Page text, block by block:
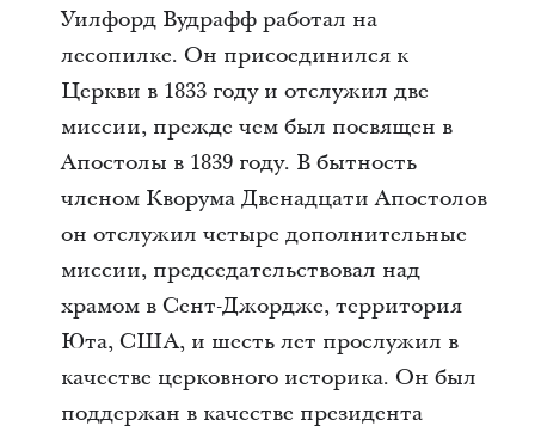
Уилфорд Вудрафф работал на
лесопилке. Он присоединился к
Церкви в 1833 году и отслужил две
миссии, прежде чем был посвящен в
Апостолы в 1839 году. В бытность
членом Кворума Двенадцати Апостолов
он отслужил четыре дополнительные
миссии, председательствовал над
храмом в Сент-Джордже, территория
Юта, США, и шесть лет прослужил в
качестве церковного историка. Он был
поддержан в качестве президента